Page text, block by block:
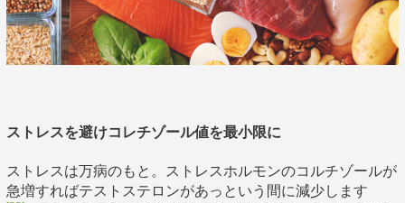
ストレスを避けコレチゾール値を最小限に
ストレスは万病のもと。ストレスホルモンのコルチゾールが
急増すればテストステロンがあっという間に減少します